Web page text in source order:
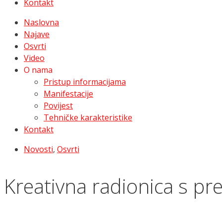
Kontakt
Naslovna
Najave
Osvrti
Video
O nama
Pristup informacijama
Manifestacije
Povijest
Tehničke karakteristike
Kontakt
Novosti, Osvrti
Kreativna radionica s